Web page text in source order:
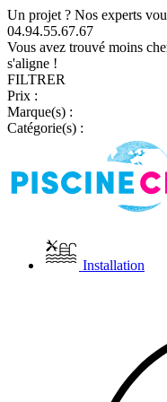
Un projet ? Nos experts
04.94.55.67.67
Vous avez trouvé moins
s'aligne !
FILTRER
Prix :
Marque(s) :
Catégorie(s) :
Installation